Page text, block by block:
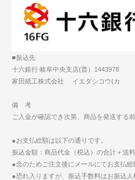
■振込先
十六銀行 岐阜中央支店(普）1443978
家田紙工株式会社 イエダシコウ(カ
備 考
ご入金が確認でき次第、商品を発送する
●お支払総額は以下の通りです。
振込金額：商品代金（税込）の合計＋送料
●念のためご注文後にメールにてお支払総
●恐れ入りますが、振込手数料はお振込人